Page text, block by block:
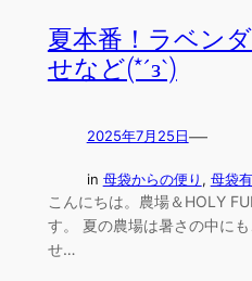
夏本番！ラベン
せなど(*´з`)
2025年7月25日 —
in 母袋からの便り , 母袋
こんにちは。農場＆HOLY
す。 夏の農場は暑さの中に
せ…